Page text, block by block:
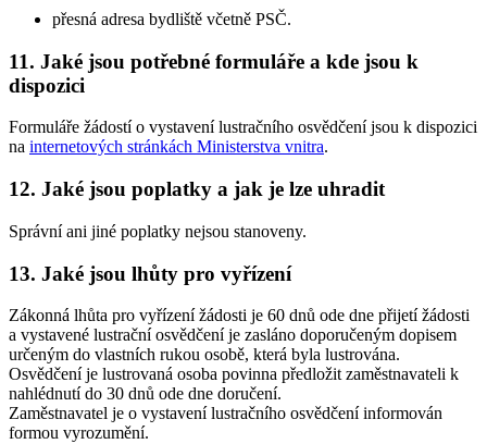
přesná adresa bydliště včetně PSČ.
11. Jaké jsou potřebné formuláře a kde jsou k
dispozici
Formuláře žádostí o vystavení lustračního osvědčení jsou k dispozici
na internetových stránkách Ministerstva vnitra.
12. Jaké jsou poplatky a jak je lze uhradit
Správní ani jiné poplatky nejsou stanoveny.
13. Jaké jsou lhůty pro vyřízení
Zákonná lhůta pro vyřízení žádosti je 60 dnů ode dne přijetí žádosti
a vystavené lustrační osvědčení je zasláno doporučeným dopisem
určeným do vlastních rukou osobě, která byla lustrována.
Osvědčení je lustrovaná osoba povinna předložit zaměstnavateli k
nahlédnutí do 30 dnů ode dne doručení.
Zaměstnavatel je o vystavení lustračního osvědčení informován
formou vyrozumění.